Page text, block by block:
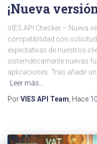
¡Nueva
VIES API Checker – Nueva
compatibilidad con
expectativas de nuestros
sistemáticamente nuevas
aplicaciones. Tras añadir
Leer más…
PorVIES API Team , Hace